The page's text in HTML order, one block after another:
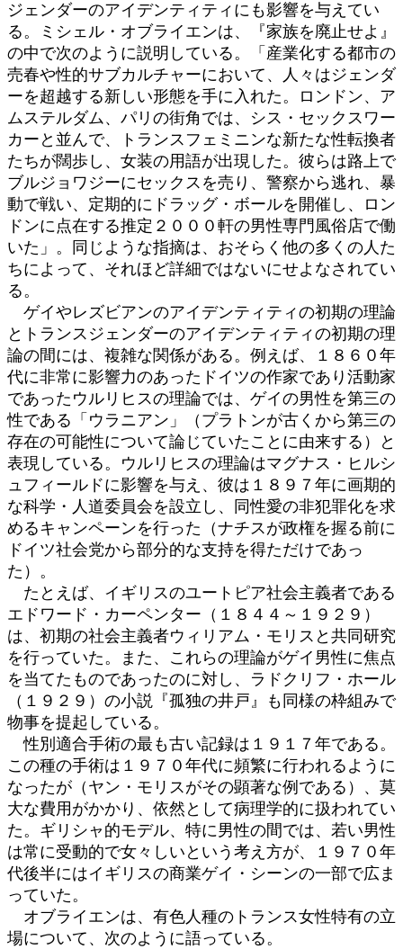
ジェンダーのアイデンティティにも影響を与えてい
る。ミシェル・オブライエンは、『家族を廃止せよ』
の中で次のように説明している。「産業化する都市の
売春や性的サブカルチャーにおいて、人々はジェンダ
ーを超越する新しい形態を手に入れた。ロンドン、ア
ムステルダム、パリの街角では、シス・セックスワー
カーと並んで、トランスフェミニンな新たな性転換者
たちが闊歩し、女装の用語が出現した。彼らは路上で
ブルジョワジーにセックスを売り、警察から逃れ、暴
動で戦い、定期的にドラッグ・ボールを開催し、ロン
ドンに点在する推定２０００軒の男性専門風俗店で働
いた」。同じような指摘は、おそらく他の多くの人た
ちによって、それほど詳細ではないにせよなされてい
る。
ゲイやレズビアンのアイデンティティの初期の理論
とトランスジェンダーのアイデンティティの初期の理
論の間には、複雑な関係がある。例えば、１８６０年
代に非常に影響力のあったドイツの作家であり活動家
であったウルリヒスの理論では、ゲイの男性を第三の
性である「ウラニアン」（プラトンが古くから第三の
存在の可能性について論じていたことに由来する）と
表現している。ウルリヒスの理論はマグナス・ヒルシ
ュフィールドに影響を与え、彼は１８９７年に画期的
な科学・人道委員会を設立し、同性愛の非犯罪化を求
めるキャンペーンを行った（ナチスが政権を握る前に
ドイツ社会党から部分的な支持を得ただけであっ
た）。
たとえば、イギリスのユートピア社会主義者である
エドワード・カーペンター（１８４４～１９２９）
は、初期の社会主義者ウィリアム・モリスと共同研究
を行っていた。また、これらの理論がゲイ男性に焦点
を当てたものであったのに対し、ラドクリフ・ホール
（１９２９）の小説『孤独の井戸』も同様の枠組みで
物事を提起している。
性別適合手術の最も古い記録は１９１７年である。
この種の手術は１９７０年代に頻繁に行われるように
なったが（ヤン・モリスがその顕著な例である）、莫
大な費用がかかり、依然として病理学的に扱われてい
た。ギリシャ的モデル、特に男性の間では、若い男性
は常に受動的で女々しいという考え方が、１９７０年
代後半にはイギリスの商業ゲイ・シーンの一部で広ま
っていた。
オブライエンは、有色人種のトランス女性特有の立
場について、次のように語っている。